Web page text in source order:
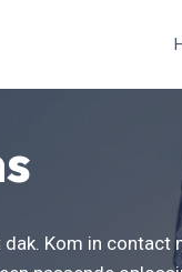
Kom in contact